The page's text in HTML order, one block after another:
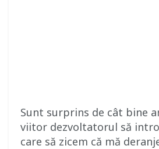
Sunt surprins de cât bine
viitor dezvoltatorul să
care să zicem că mă